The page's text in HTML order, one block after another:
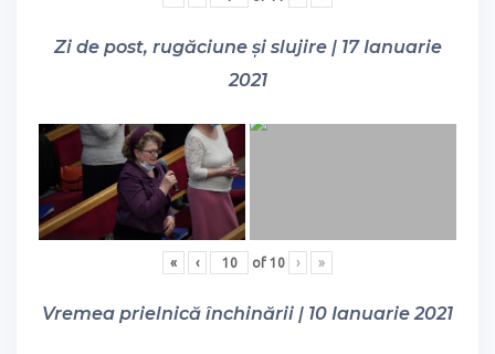
Zi de post, rugăciune și slujire | 17 Ianuarie
2021
« ‹ of 10 › »
Vremea prielnică închinării | 10 Ianuarie 2021